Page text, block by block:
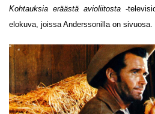
Kohtauksia eräästä avioliitosta -
elokuva, joissa Anderssonilla on sivuosa.